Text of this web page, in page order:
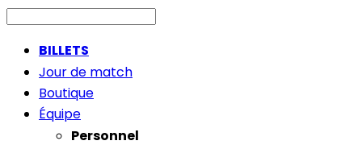
BILLETS
Jour de match
Boutique
Équipe
Personnel